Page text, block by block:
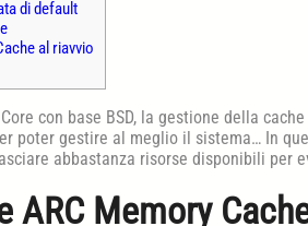
di default
al riavvio
con base BSD, la gestione della
poter gestire al meglio il sistema… In
abbastanza risorse disponibili
ARC Memory